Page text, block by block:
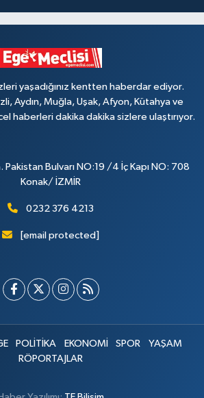
yaşadığınız kentten haberdar ediyor.
Aydın, Muğla, Uşak, Afyon, Kütahya ve
haberleri dakika dakika sizlere ulaştırıyor.
Pakistan Bulvarı NO:19 /4 İç Kapı NO: 708
Konak/ İZMİR
0232 376 4213
[email protected]
POLİTİKA EKONOMİ SPOR
YAŞAM
RÖPORTAJLAR